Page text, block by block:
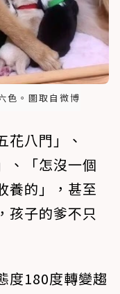
色。圖取自微博
花八門」、
、「怎沒一個
養的」，甚至
孩子的爹不只
度180度轉變趨